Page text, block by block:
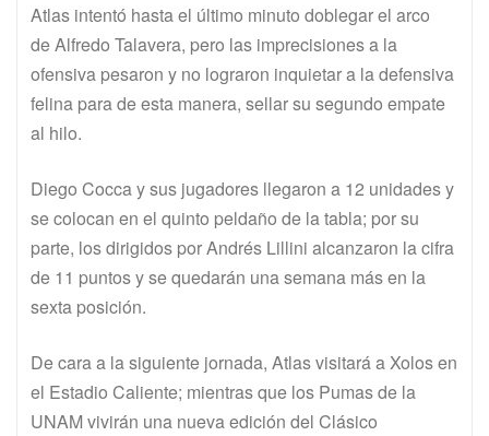
Atlas intentó hasta el último minuto doblegar el arco
de Alfredo Talavera, pero las imprecisiones a la
ofensiva pesaron y no lograron inquietar a la defensiva
felina para de esta manera, sellar su segundo empate
al hilo.
Diego Cocca y sus jugadores llegaron a 12 unidades y
se colocan en el quinto peldaño de la tabla; por su
parte, los dirigidos por Andrés Lillini alcanzaron la cifra
de 11 puntos y se quedarán una semana más en la
sexta posición.
De cara a la siguiente jornada, Atlas visitará a Xolos en
el Estadio Caliente; mientras que los Pumas de la
UNAM vivirán una nueva edición del Clásico